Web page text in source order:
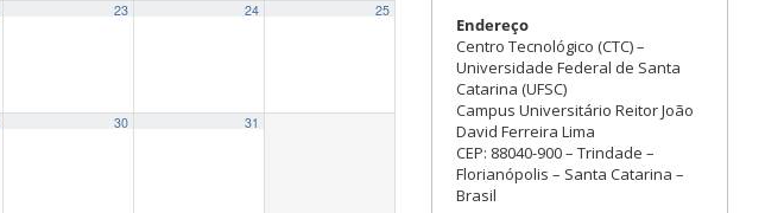
23 24 25
30 31
Endereço
Centro Tecnológico (CTC) –
Universidade Federal de Santa
Catarina (UFSC)
Campus Universitário Reitor João
David Ferreira Lima
CEP: 88040-900 – Trindade –
Florianópolis – Santa Catarina –
Brasil